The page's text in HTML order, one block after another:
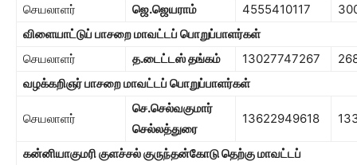
செயலாளர்
ஜெ.ஜெயராம் 4555410117
விளையாட்டுப் பாசறைமாவட்டப் பொறுப்பாளர்கள்
செயலாளர்
த.டைட்டஸ் தங்கம் 13027747267
வழக்கறிஞர் பாசறைமாவட்டப் பொறுப்பாளர்கள்
செயலாளர்
செ.செல்வகுமார்
செல்லத்துரை
13622949618
கன்னியாகுமரி குளச்சல் குருந்தன்கோடு தெற்குமாவட்டப்